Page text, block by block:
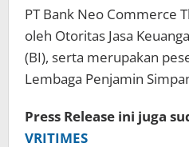
PT Bank Neo Commerce
oleh Otoritas Jasa
(BI), serta merupakan
Lembaga Penjamin
Press Release ini juga
VRITIMES